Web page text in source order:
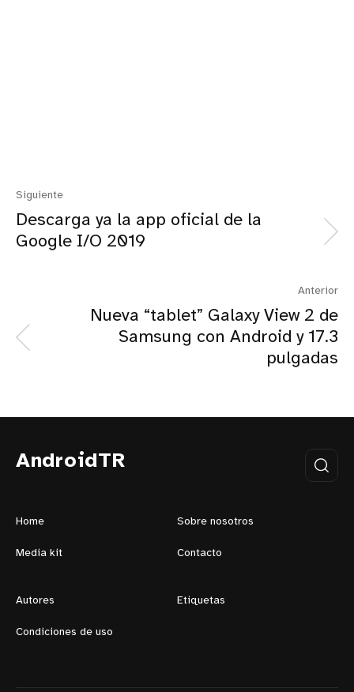
Siguiente
Descarga ya la app oficial de la
Google I/O 2019
Anterior
Nueva “tablet” Galaxy View 2 de
Samsung con Android y 17.3
pulgadas
AndroidTR
Home Sobre nosotros
Media kit Contacto
Autores Etiquetas
Condiciones de uso